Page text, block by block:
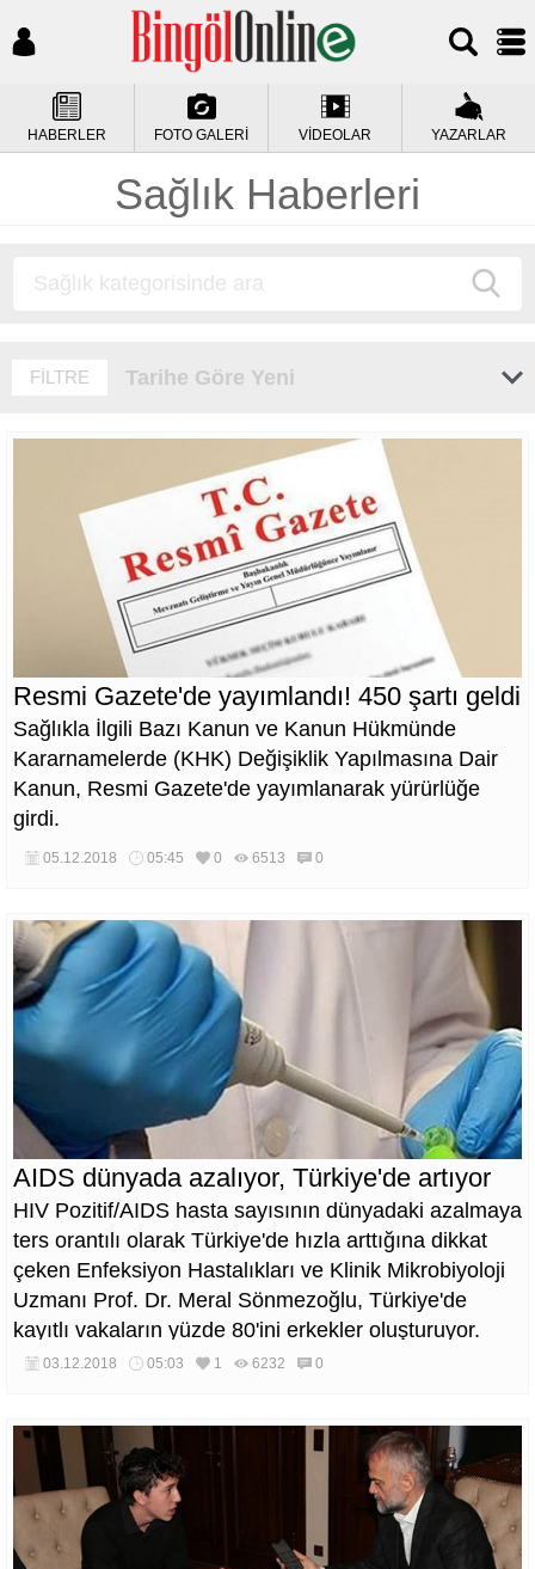
HABERLER FOTO GALERİ VİDEOLAR YAZARLAR
Sağlık Haberleri
FİLTRE Tarihe Göre Yeni
Resmi Gazete'de yayımlandı! 450 şartı geldi
Sağlıkla İlgili Bazı Kanun ve Kanun Hükmünde
Kararnamelerde (KHK) Değişiklik Yapılmasına Dair
Kanun, Resmi Gazete'de yayımlanarak yürürlüğe
girdi.
05.12.2018 05:45 0 6513 0
AIDS dünyada azalıyor, Türkiye'de artıyor
HIV Pozitif/AIDS hasta sayısının dünyadaki azalmaya
ters orantılı olarak Türkiye'de hızla arttığına dikkat
çeken Enfeksiyon Hastalıkları ve Klinik Mikrobiyoloji
Uzmanı Prof. Dr. Meral Sönmezoğlu, Türkiye'de
kayıtlı vakaların yüzde 80'ini erkekler oluşturuyor.
Vakaların yüzde 49,8'i virüsü cinsel yolla alıyor' dedi.
03.12.2018 05:03 1 6232 0